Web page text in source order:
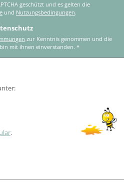
geschützt und es gelten die
und Nutzungsbedingungen.
mit ihnen einverstanden.*
.